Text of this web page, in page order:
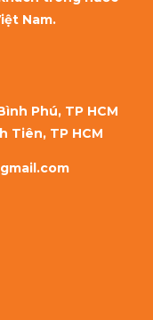
Nam.
Phú, TP HCM
Tiên, TP HCM